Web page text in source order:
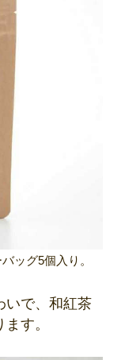
ッグ5個入り。
いで、和紅茶
す。